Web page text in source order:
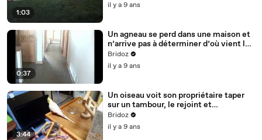
1:03
il y a 9 ans
0:37
Un agneau se perd dans une maison et
n’arrive pas à déterminer d’où vient la
voix de sa maîtresse.
Bridoz
il y a 9 ans
3:44
Un oiseau voit son propriétaire taper
sur un tambour, le rejoint et
commence à danser.
Bridoz
il y a 9 ans